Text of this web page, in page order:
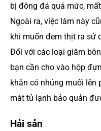
bị đông đá quá mức,
Ngoài ra, việc làm này
khi muốn đem thịt ra sử
Đối với các loại giăm
bạn cần cho vào hộp
khăn có nhúng muối lên
mát tủ lạnh bảo quản
Hải sản